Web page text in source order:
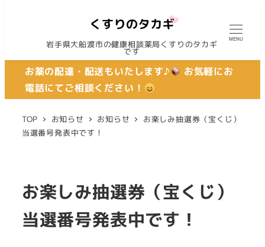
岩手県大船渡市の健康相談薬局くすりのタカギ
です
MENU
お薬の配達・配送もいたします♪
お気軽にお
電話にてご相談ください！
TOP お知らせ お知らせ
お楽しみ抽選券（宝くじ）
当選番号発表中です！
お楽しみ抽選券（宝くじ）
当選番号発表中です！